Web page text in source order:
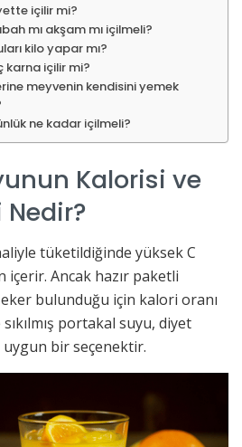
içilir mi?
mı akşam mı içilmeli?
kilo yapar mı?
karna içilir mi?
meyvenin kendisini yemek
ne kadar içilmeli?
Kalorisi ve
Nedir?
tüketildiğinde yüksek C
Ancak hazır paketli
bulunduğu için kalori oranı
portakal suyu, diyet
bir seçenektir.